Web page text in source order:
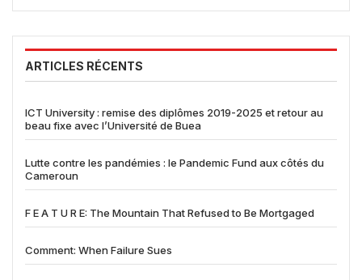
ARTICLES RÉCENTS
ICT University : remise des diplômes 2019-2025 et retour au
beau fixe avec l’Université de Buea
Lutte contre les pandémies : le Pandemic Fund aux côtés du
Cameroun
F E A T U R E: The Mountain That Refused to Be Mortgaged
Comment: When Failure Sues